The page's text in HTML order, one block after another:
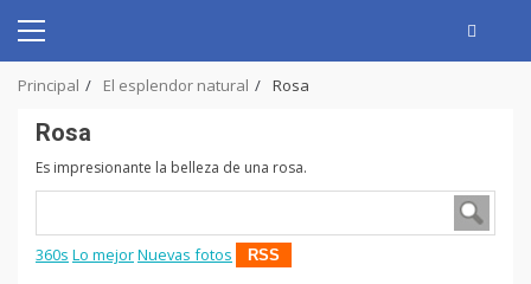
content
Primary
Principal El esplendor natural Rosa
Rosa
Es impresionante la belleza de una rosa.
360s Lo mejorNuevas fotos RSS